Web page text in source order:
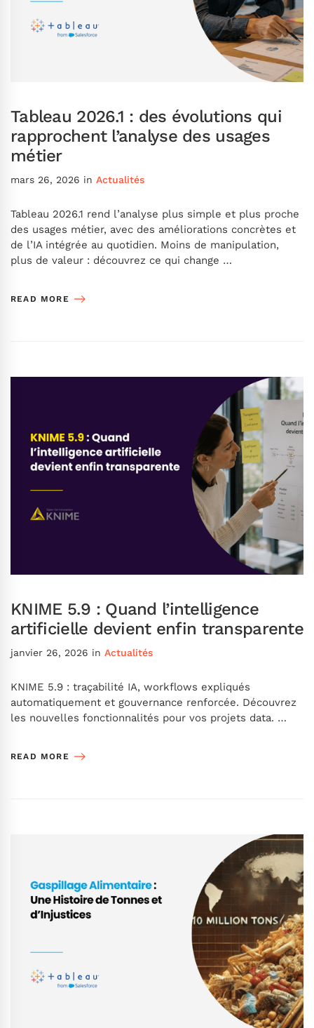
Tableau 2026.1 : des évolutions qui
rapprochent l’analyse des usages
métier
mars 26, 2026 in Actualités
Tableau 2026.1 rend l’analyse plus simple et plus proche
des usages métier, avec des améliorations concrètes et
de l’IA intégrée au quotidien. Moins de manipulation,
plus de valeur : découvrez ce qui change …
READ MORE
KNIME 5.9 : Quand l’intelligence
artificielle devient enfin transparente
janvier 26, 2026 in Actualités
KNIME 5.9 : traçabilité IA, workflows expliqués
automatiquement et gouvernance renforcée. Découvrez
les nouvelles fonctionnalités pour vos projets data. …
READ MORE